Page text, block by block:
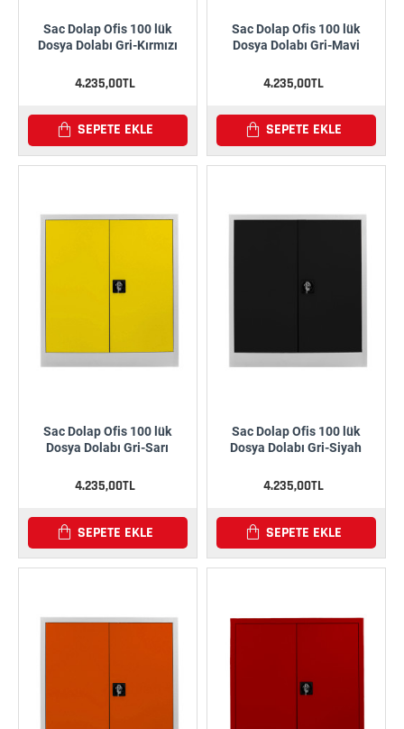
Sac Dolap Ofis 100 lük
Dosya Dolabı Gri-Kırmızı
4.235,00TL
SEPETE EKLE
Sac Dolap Ofis 100 lük
Dosya Dolabı Gri-Mavi
4.235,00TL
SEPETE EKLE
Sac Dolap Ofis 100 lük
Dosya Dolabı Gri-Sarı
4.235,00TL
SEPETE EKLE
Sac Dolap Ofis 100 lük
Dosya Dolabı Gri-Siyah
4.235,00TL
SEPETE EKLE